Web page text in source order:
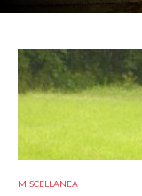
MISCELLANEA